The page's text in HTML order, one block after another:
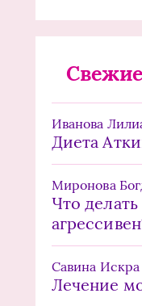
Иванова
Диета
Миронова
Что
Савина Искра
Лечение